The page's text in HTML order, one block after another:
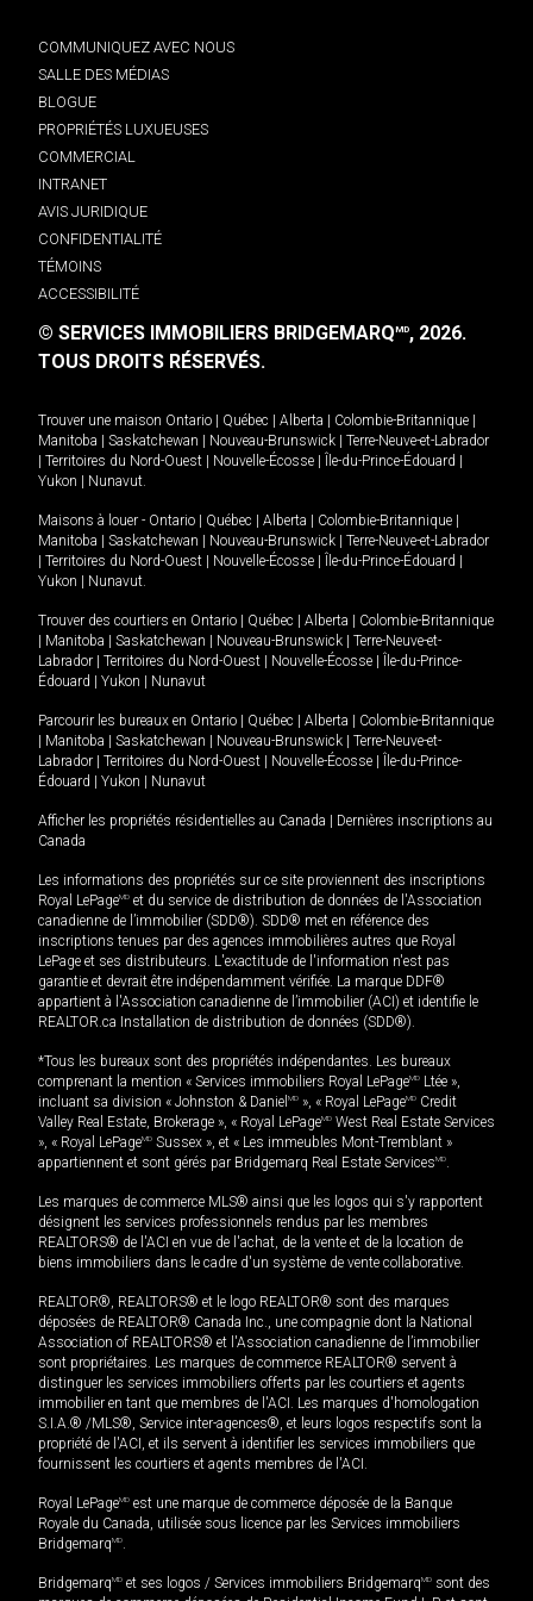
COMMUNIQUEZ AVEC NOUS
SALLE DES MÉDIAS
BLOGUE
PROPRIÉTÉS LUXUEUSES
COMMERCIAL
INTRANET
AVIS JURIDIQUE
CONFIDENTIALITÉ
TÉMOINS
ACCESSIBILITÉ
© SERVICES IMMOBILIERS BRIDGEMARQMD, 2026.
TOUS DROITS RÉSERVÉS.
Trouver une maison Ontario Québec Alberta Colombie-Britannique
Manitoba
Saskatchewan Nouveau-Brunswick
Terre-Neuve-et-Labrador
Territoires du Nord-Ouest Nouvelle-Écosse Île-du-Prince-Édouard
Yukon
Nunavut.
Maisons à louer - Ontario Québec Alberta Colombie-Britannique
Manitoba
Saskatchewan Nouveau-Brunswick
Terre-Neuve-et-Labrador
Territoires du Nord-Ouest Nouvelle-Écosse Île-du-Prince-Édouard
Yukon
Nunavut.
Trouver des courtiers en Ontario Québec Alberta
Colombie-Britannique
Manitoba Saskatchewan Nouveau-Brunswick
Terre-Neuve-et-
Labrador
Territoires du Nord-Ouest Nouvelle-Écosse
Île-du-Prince-
Édouard
Yukon Nunavut
Parcourir les bureaux en Ontario Québec Alberta
Colombie-Britannique
Manitoba Saskatchewan Nouveau-Brunswick
Terre-Neuve-et-
Labrador
Territoires du Nord-Ouest Nouvelle-Écosse
Île-du-Prince-
Édouard
Yukon Nunavut
Afficher les propriétés résidentielles au Canada
Dernières inscriptions au
Canada
Les informations des propriétés sur ce site proviennent des inscriptions
Royal LePageMD et du service de distribution de données de l'Association
canadienne de l’immobilier (SDD®). SDD® met en référence des
inscriptions tenues par des agences immobilières autres que Royal
LePage et ses distributeurs. L'exactitude de l'information n'est pas
garantie et devrait être indépendamment vérifiée. La marque DDF®
appartient à l'Association canadienne de l’immobilier (ACI) et identifie le
REALTOR.ca Installation de distribution de données (SDD®).
*Tous les bureaux sont des propriétés indépendantes. Les bureaux
comprenant la mention « Services immobiliers Royal LePageMD Ltée »,
incluant sa division « Johnston & Daniel MD », « Royal LePageMD Credit
Valley Real Estate, Brokerage », « Royal LePageMD West Real Estate Services
», « Royal LePageMD Sussex », et « Les immeubles Mont-Tremblant »
appartiennent et sont gérés par Bridgemarq Real Estate ServicesMD.
Les marques de commerce MLS® ainsi que les logos qui s'y rapportent
désignent les services professionnels rendus par les membres
REALTORS® de l'ACI en vue de l'achat, de la vente et de la location de
biens immobiliers dans le cadre d'un système de vente collaborative.
REALTOR®, REALTORS® et le logo REALTOR® sont des marques
déposées de REALTOR® Canada Inc., une compagnie dont la National
Association of REALTORS® et l'Association canadienne de l’immobilier
sont propriétaires. Les marques de commerce REALTOR® servent à
distinguer les services immobiliers offerts par les courtiers et agents
immobilier en tant que membres de l'ACI. Les marques d'homologation
S.I.A.® /MLS®, Service inter-agences®, et leurs logos respectifs sont la
propriété de l'ACI, et ils servent à identifier les services immobiliers que
fournissent les courtiers et agents membres de l'ACI.
Royal LePageMD est une marque de commerce déposée de la Banque
Royale du Canada, utilisée sous licence par les Services immobiliers
BridgemarqMD.
BridgemarqMD et ses logos / Services immobiliers BridgemarqMD sont des